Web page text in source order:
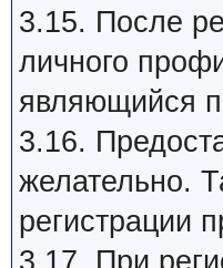
3.15. После
личного
являющийся
3.16.
желательно.
регистрации
3.17. При